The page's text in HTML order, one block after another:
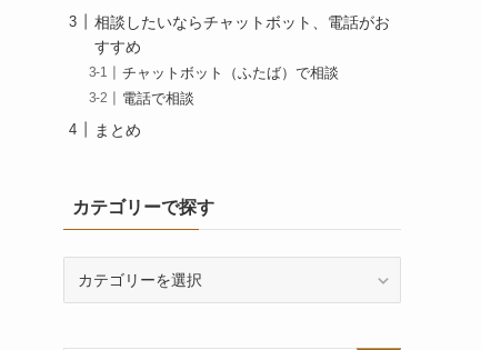
相談したいならチャットボット、電話がお
すすめ
チャットボット（ふたば）で相談
電話で相談
まとめ
カテゴリーで探す